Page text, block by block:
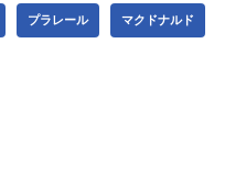
プラレール マクドナルド